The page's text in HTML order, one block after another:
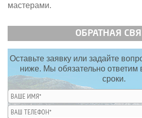
мастерами.
ОБРАТНАЯ
Оставьте заявку или задайте
ниже. Мы обязательно ответим
сроки.